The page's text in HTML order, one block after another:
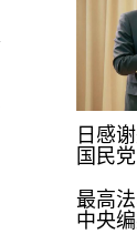
日感
国民
最高
中央